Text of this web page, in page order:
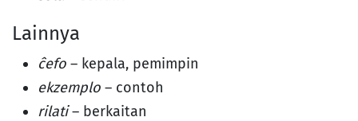
Lainnya
ĉefo – kepala, pemimpin
ekzemplo – contoh
rilati– berkaitan